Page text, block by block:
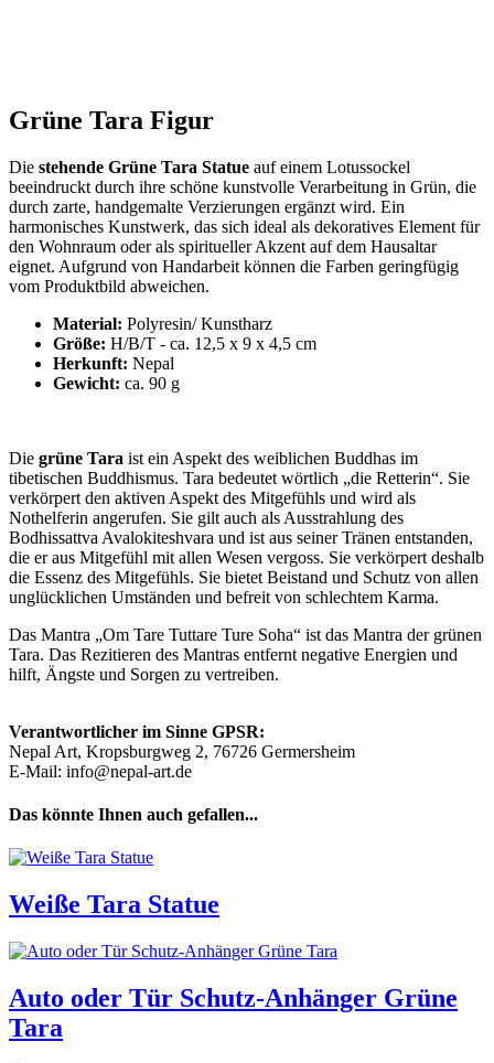
Grüne Tara Figur
Die stehende Grüne Tara Statue auf einem Lotussockel
beeindruckt durch ihre schöne kunstvolle Verarbeitung in Grün, die
durch zarte, handgemalte Verzierungen ergänzt wird. Ein
harmonisches Kunstwerk, das sich ideal als dekoratives Element für
den Wohnraum oder als spiritueller Akzent auf dem Hausaltar
eignet. Aufgrund von Handarbeit können die Farben geringfügig
vom Produktbild abweichen.
Material: Polyresin/ Kunstharz
Größe: H/B/T - ca. 12,5 x 9 x 4,5 cm
Herkunft: Nepal
Gewicht: ca. 90 g
Die grüne Tara ist ein Aspekt des weiblichen Buddhas im
tibetischen Buddhismus. Tara bedeutet wörtlich „die Retterin“. Sie
verkörpert den aktiven Aspekt des Mitgefühls und wird als
Nothelferin angerufen. Sie gilt auch als Ausstrahlung des
Bodhissattva Avalokiteshvara und ist aus seiner Tränen entstanden,
die er aus Mitgefühl mit allen Wesen vergoss. Sie verkörpert deshalb
die Essenz des Mitgefühls. Sie bietet Beistand und Schutz von allen
unglücklichen Umständen und befreit von schlechtem Karma.
Das Mantra „Om Tare Tuttare Ture Soha“ ist das Mantra der grünen
Tara. Das Rezitieren des Mantras entfernt negative Energien und
hilft, Ängste und Sorgen zu vertreiben.
Verantwortlicher im Sinne GPSR:
Nepal Art, Kropsburgweg 2, 76726 Germersheim
E-Mail: info@nepal-art.de
Das könnte Ihnen auch gefallen...
Weiße Tara Statue
Auto oder Tür Schutz-Anhänger Grüne
Tara